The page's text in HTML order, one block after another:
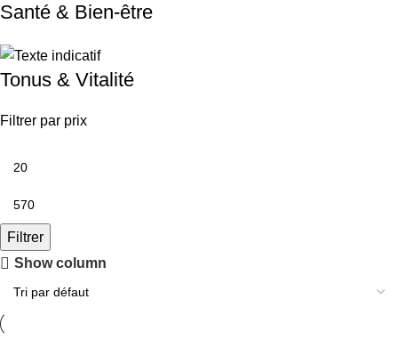
Santé & Bien-être
Tonus & Vitalité
Filtrer par prix
Filtrer
Show column